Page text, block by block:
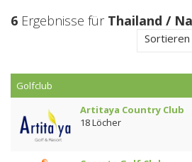
6 Ergebnisse für Thailand /
Sortieren
Golfclub
Artitaya Country Club
18 Löcher